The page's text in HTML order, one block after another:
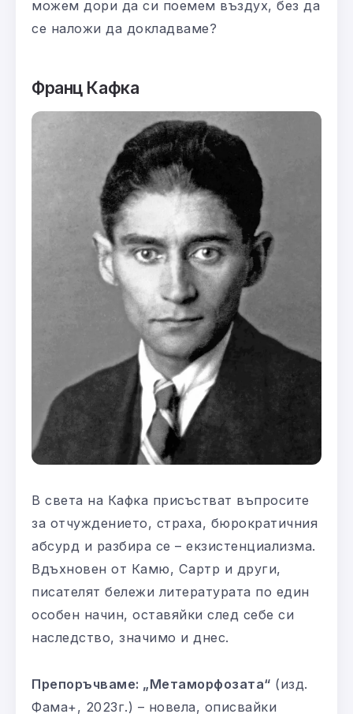
можем дори да си поемем въздух, без да
се наложи да докладваме?
Франц Кафка
В света на Кафка присъстват въпросите
за отчуждението, страха, бюрократичния
абсурд и разбира се – екзистенциализма.
Вдъхновен от Камю, Сартр и други,
писателят бележи литературата по един
особен начин, оставяйки след себе си
наследство, значимо и днес.
Препоръчваме: „Метаморфозата“ (изд.
Фама+, 2023г.) – новела, описвайки